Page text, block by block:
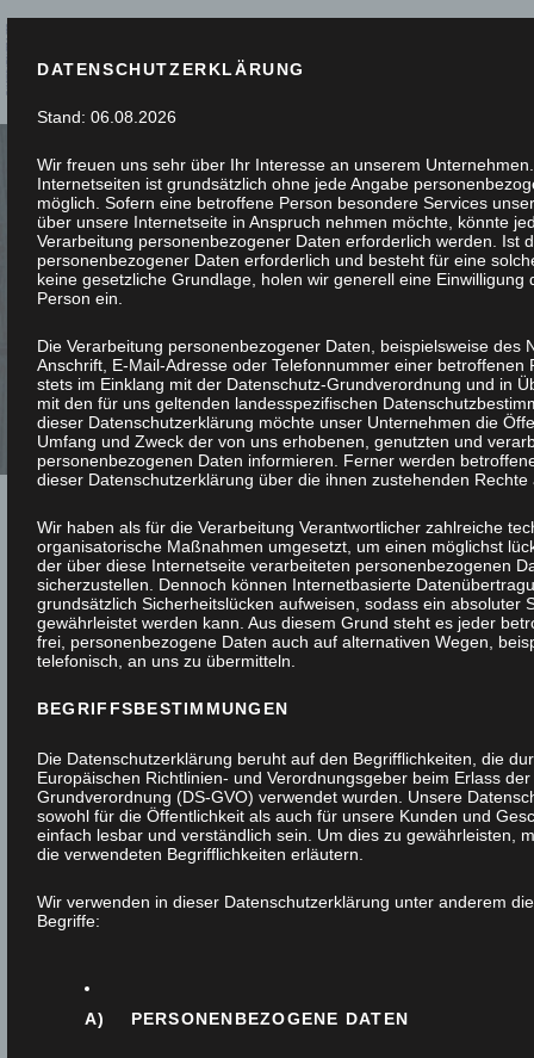
PASSGENAU G
ESCHREINERT
DATENSCHUTZERKLÄRUNG
Stand: 06.08.2026
Wir freuen uns sehr über Ihr Interesse an unserem
Internetseiten ist grundsätzlich ohne jede Angabe
möglich. Sofern eine betroffene Person besondere Services
über unsere Internetseite in Anspruch nehmen möchte, könnte
Verarbeitung personenbezogener Daten erforderlich werden. Ist
personenbezogener Daten erforderlich und besteht für eine
keine gesetzliche Grundlage, holen wir generell eine Einwilligung
Person ein.
Die Verarbeitung personenbezogener Daten, beispielsweise des
Anschrift, E-Mail-Adresse oder Telefonnummer einer betroffenen
stets im Einklang mit der Datenschutz-Grundverordnung und in
mit den für uns geltenden landesspezifischen
dieser Datenschutzerklärung möchte unser Unternehmen die
Umfang und Zweck der von uns erhobenen, genutzten und
personenbezogenen Daten informieren. Ferner werden
dieser Datenschutzerklärung über die ihnen zustehenden Rechte
Wir haben als für die Verarbeitung Verantwortlicher zahlreiche
organisatorische Maßnahmen umgesetzt, um einen möglichst
der über diese Internetseite verarbeiteten personenbezogenen
sicherzustellen. Dennoch können Internetbasierte
grundsätzlich Sicherheitslücken aufweisen, sodass ein absoluter
gewährleistet werden kann. Aus diesem Grund steht es jeder
frei, personenbezogene Daten auch auf alternativen Wegen,
telefonisch, an uns zu übermitteln.
BEGRIFFSBESTIMMUNGEN
Die Datenschutzerklärung beruht auf den Begrifflichkeiten, die
Europäischen Richtlinien- und Verordnungsgeber beim Erlass
Grundverordnung (DS-GVO) verwendet wurden. Unsere
sowohl für die Öffentlichkeit als auch für unsere Kunden und
einfach lesbar und verständlich sein. Um dies zu gewährleisten,
die verwendeten Begrifflichkeiten erläutern.
Wir verwenden in dieser Datenschutzerklärung unter anderem
Begriffe:
A) PERSONENBEZOGENE DATEN